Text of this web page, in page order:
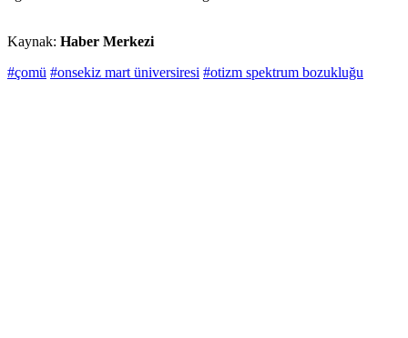
Kaynak: Haber Merkezi
#çomü #onsekiz mart üniversiresi #otizm spektrum bozukluğu